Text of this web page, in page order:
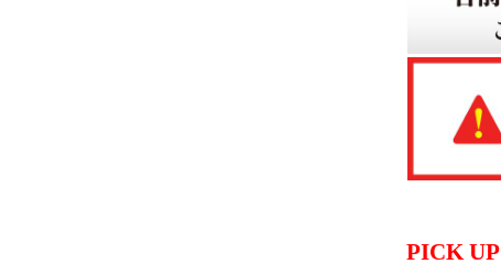
PICK UP